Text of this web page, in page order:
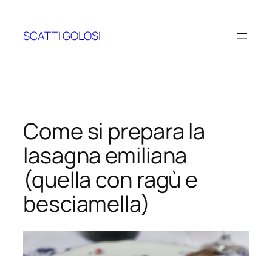
contenuto
SCATTI GOLOSI
Come si prepara la
lasagna emiliana
(quella con ragù e
besciamella)